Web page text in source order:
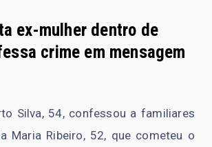
ex-mulher dentro de
crime em mensagem
Silva, 54, confessou a familiares
Maria Ribeiro, 52, que cometeu o